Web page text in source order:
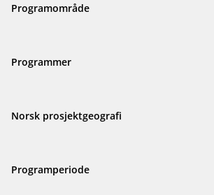
Programområde
Programmer
Norsk prosjektgeografi
Programperiode